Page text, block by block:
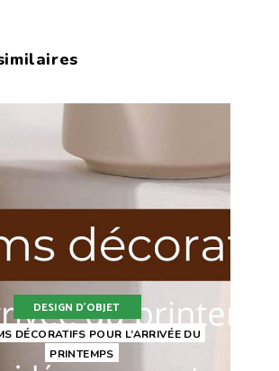
DESIGN D'OBJET
DÉCORATIFS POUR L’ARRIVÉE DU
PRINTEMPS